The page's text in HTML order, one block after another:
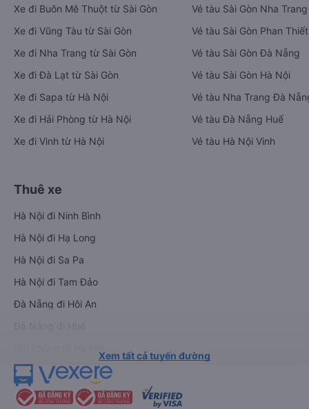
Xe đi Buôn Mê Thuột từ Sài Gòn
Xe đi Vũng Tàu từ Sài Gòn
Xe đi Nha Trang từ Sài Gòn
Xe đi Đà Lạt từ Sài Gòn
Xe đi Sapa từ Hà Nội
Xe đi Hải Phòng từ Hà Nội
Xe đi Vinh từ Hà Nội
Vé tàu Sài Gòn Nha Trang
Vé tàu Sài Gòn Phan Thiết
Vé tàu Sài Gòn Đà Nẵng
Vé tàu Sài Gòn Hà Nội
Vé tàu Nha Trang Đà
Vé tàu Đà Nẵng Huế
Vé tàu Hà Nội Vinh
Thuê xe
Hà Nội đi Ninh Bình
Hà Nội đi Hạ Long
Hà Nội đi Sa Pa
Hà Nội đi Tam Đảo
Đà Nẵng đi Hội An
Xem tất cả tuyến đường